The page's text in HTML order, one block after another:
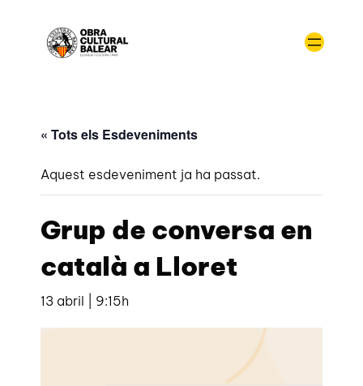
« Tots els Esdeveniments
Aquest esdeveniment ja ha passat.
Grup de conversa en
català a Lloret
13 abril | 9:15h